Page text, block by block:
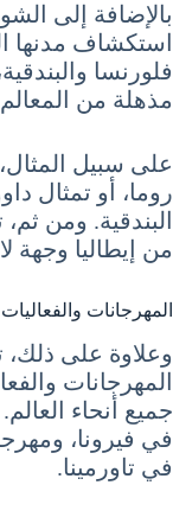
بالإضافة إلى
استكشاف مدنها
فلورنسا
مذهلة من المعالم
على سبيل
روما، أو تمثال
البندقية. ومن
من إيطاليا وجهة
المهرجانات والفعاليات
وعلاوة على ذلك،
المهرجانات
جميع أنحاء
في فيرونا،
في تاورمينا.